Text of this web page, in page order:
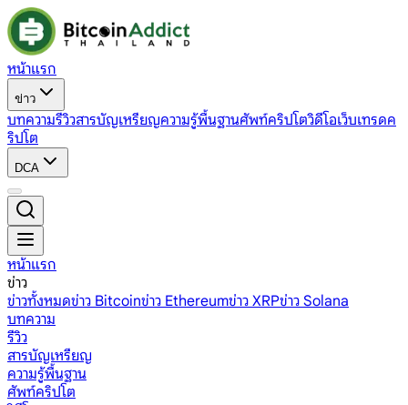
หน้าแรก
ข่าว
บทความรีวิวสารบัญเหรียญความรู้พื้นฐานศัพท์คริปโตวิดีโอเว็บเทรดค
ริปโต
DCA
หน้าแรก
ข่าว
ข่าวทั้งหมดข่าว Bitcoinข่าว Ethereumข่าว XRPข่าว Solana
บทความ
รีวิว
สารบัญเหรียญ
ความรู้พื้นฐาน
ศัพท์คริปโต